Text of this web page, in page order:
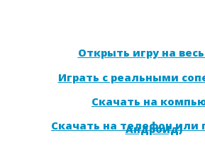
Открыть игру на
Играть с реальными
Скачать на
Скачать на телефон или
Андроид)